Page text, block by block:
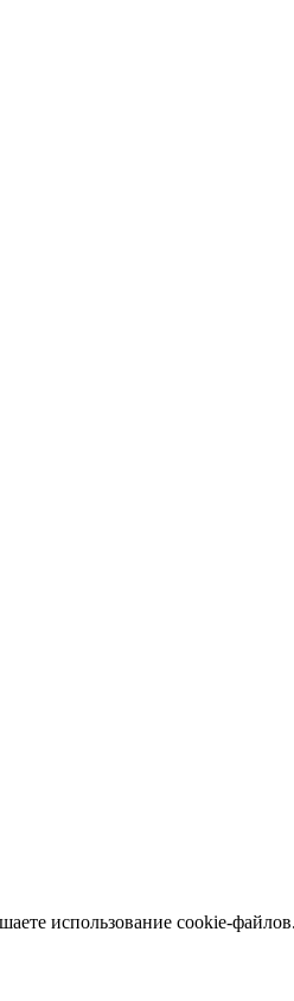
использование cookie-